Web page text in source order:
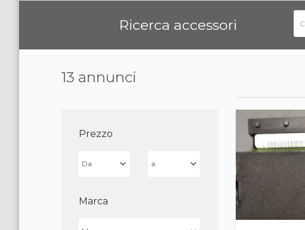
Ricerca accessori
13 annunci
Prezzo
Marca